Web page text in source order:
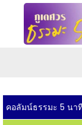
คอลัมน์ธรรมะ 5 นา